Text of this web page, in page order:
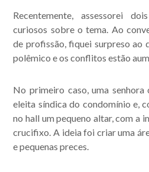
Acompanhe
publicações.
Recentemente, assessorei
curiosos sobre o tema. Ao
de profissão, fiquei surpreso ao
polêmico e os conflitos estão
No primeiro caso, uma
eleita síndica do condomínio e,
no hall um pequeno altar, com a
crucifixo. A ideia foi criar uma
e pequenas preces.